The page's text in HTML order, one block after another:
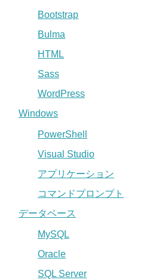
Bootstrap
Bulma
HTML
Sass
WordPress
Windows
PowerShell
Visual Studio
アプリケーション
コマンドプロンプト
データベース
MySQL
Oracle
SQL Server